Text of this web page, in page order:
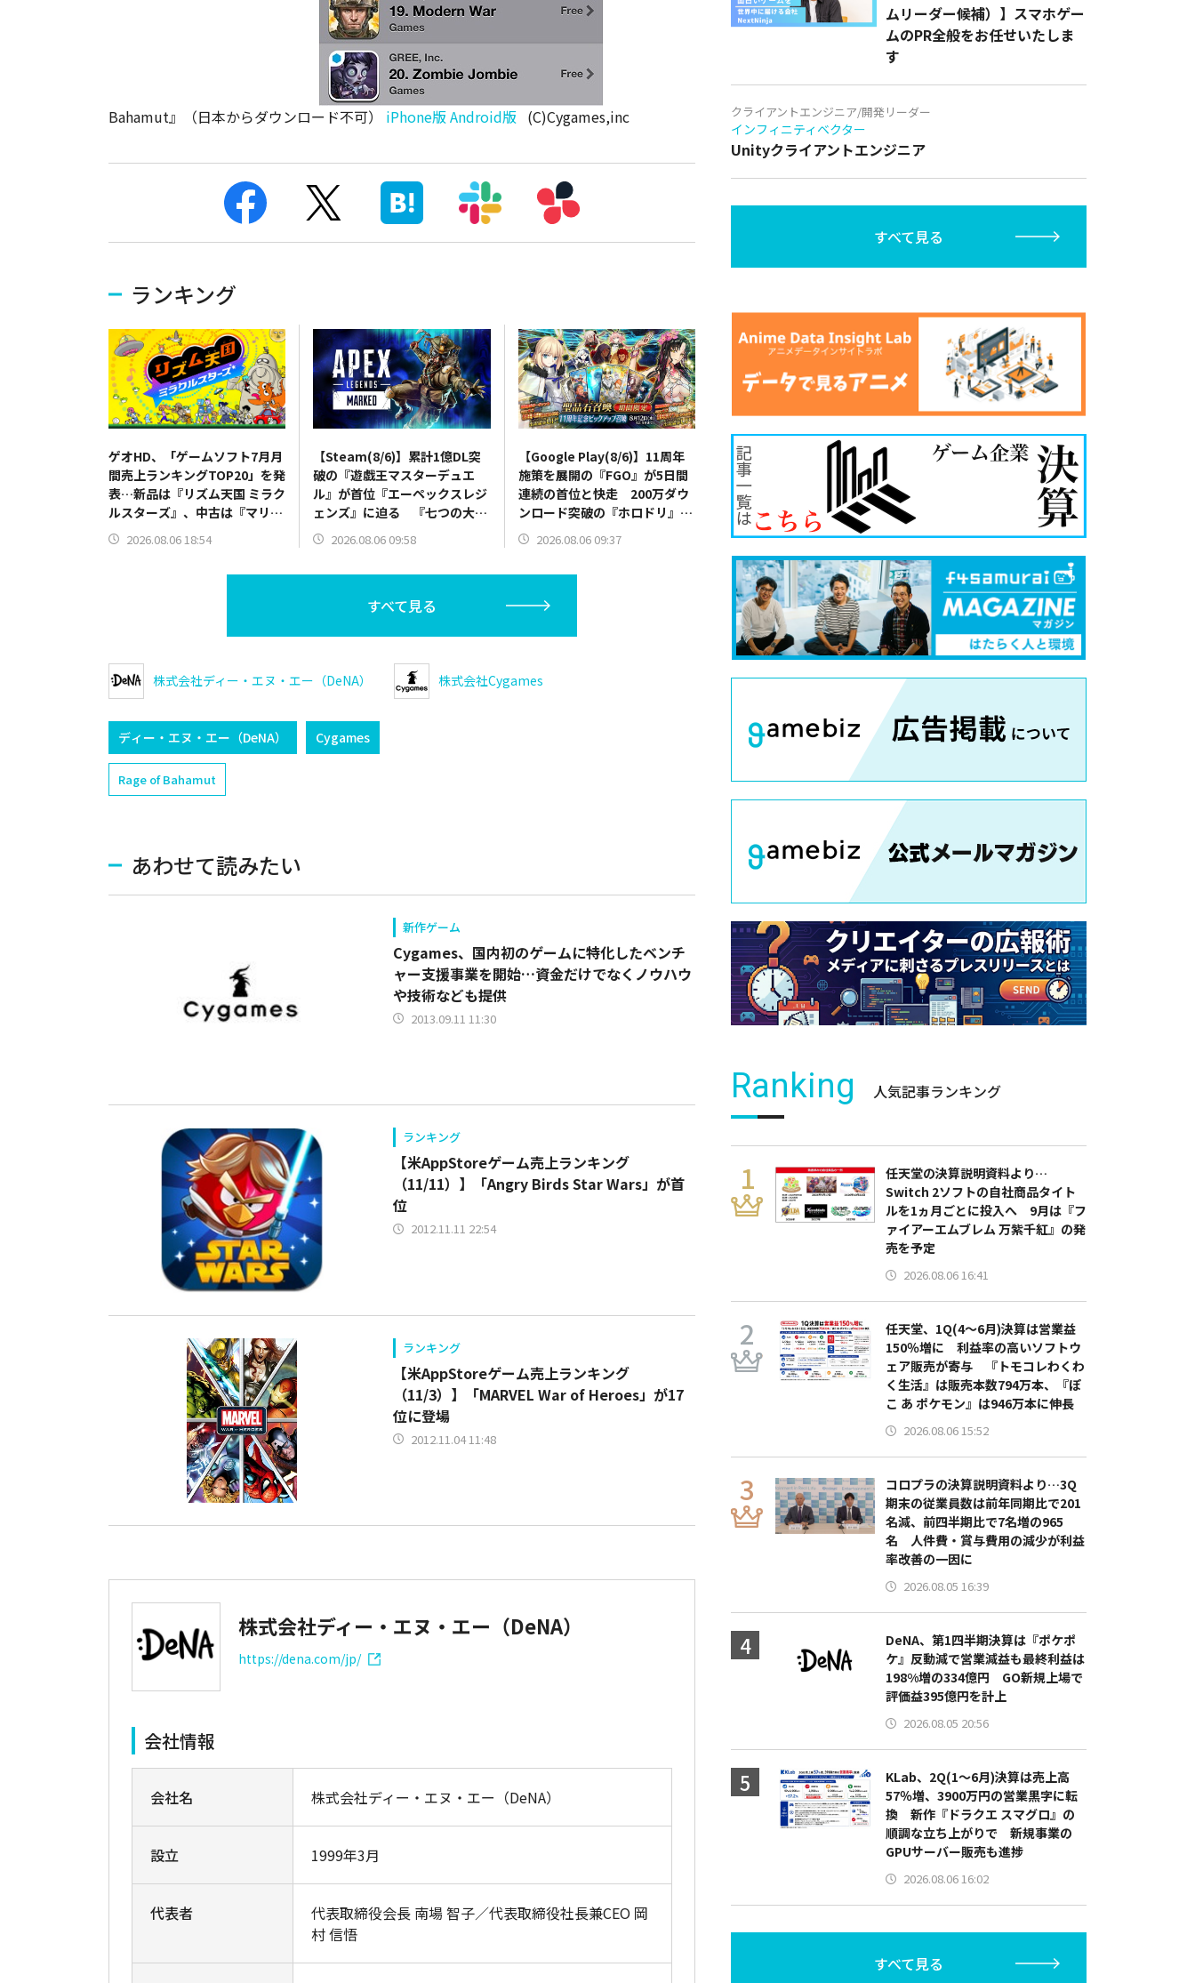
Bahamut』（日本からダウンロード不可） iPhone版Android版 (C)Cygames,inc
ランキング
ゲオHD、「ゲームソフト7月月
間売上ランキングTOP20」を発
表…新品は『リズム天国 ミラク
ルスターズ』、中古は『マリオ
カート ワールド』が首位
2026.08.06 18:54
【Steam(8/6)】累計1億DL突
破の『遊戯王マスターデュエ
ル』が首位『エーペックスレジ
ェンズ』に迫る 『七つの大
罪:Origin』7位急浮上
2026.08.06 09:58
【Google Play(8/6)】11周年
施策を展開の『FGO』が5日間
連続の首位と快走 200万ダウ
ンロード突破の『ホロドリ』が
2位と追走
2026.08.06 09:37
すべて見る
株式会社ディー・エヌ・エー（DeNA） 株式会社Cygames
ディー・エヌ・エー（DeNA） Cygames
Rage of Bahamut
あわせて読みたい
新作ゲーム
Cygames、国内初のゲームに特化したベンチ
ャー支援事業を開始…資金だけでなくノウハウ
や技術なども提供
2013.09.11 11:30
ランキング
【米AppStoreゲーム売上ランキング
（11/11）】「Angry Birds Star Wars」が首
位
2012.11.11 22:54
ランキング
【米AppStoreゲーム売上ランキング
（11/3）】「MARVEL War of Heroes」が17
位に登場
2012.11.04 11:48
株式会社ディー・エヌ・エー（DeNA）
https://dena.com/jp/
会社情報
会社名 株式会社ディー・エヌ・エー（DeNA）
設立 1999年3月
代表者
代表取締役会長 南場 智子／代表取締役社長兼CEO 岡
村 信悟
ムリーダー候補）】スマホゲー
ムのPR全般をお任せいたしま
す
クライアントエンジニア/開発リーダー
インフィニティベクター
Unityクライアントエンジニア
すべて見る
Ranking 人気記事ランキング
任天堂の決算説明資料より…
Switch 2ソフトの自社商品タイト
ルを1ヵ月ごとに投入へ 9月は『フ
ァイアーエムブレム 万紫千紅』の発
売を予定
2026.08.06 16:41
任天堂、1Q(4～6月)決算は営業益
150％増に 利益率の高いソフトウ
ェア販売が寄与 『トモコレわくわ
く生活』は販売本数794万本、『ぽ
こ あ ポケモン』は946万本に伸長
2026.08.06 15:52
コロプラの決算説明資料より…3Q
期末の従業員数は前年同期比で201
名減、前四半期比で7名増の965
名 人件費・賞与費用の減少が利益
率改善の一因に
2026.08.05 16:39
DeNA、第1四半期決算は『ポケポ
ケ』反動減で営業減益も最終利益は
198%増の334億円 GO新規上場で
評価益395億円を計上
2026.08.05 20:56
KLab、2Q(1～6月)決算は売上高
57％増、3900万円の営業黒字に転
換 新作『ドラクエ スマグロ』の
順調な立ち上がりで 新規事業の
GPUサーバー販売も進捗
2026.08.06 16:02
すべて見る